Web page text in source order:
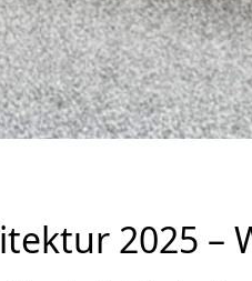
2025 –